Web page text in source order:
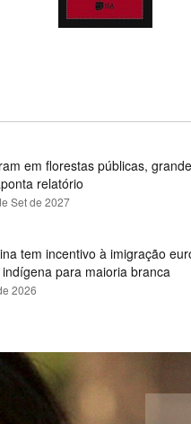
em florestas públicas,
relatório
Set de 2027
tem incentivo à imigração
para maioria branca
2026